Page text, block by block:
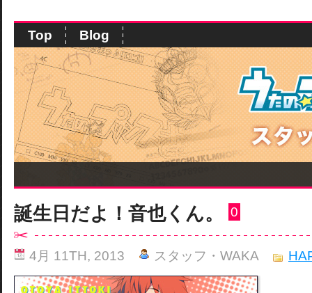
Top Blog
誕生日だよ！音也くん。 0
4月 11TH, 2013 スタッフ・WAKA